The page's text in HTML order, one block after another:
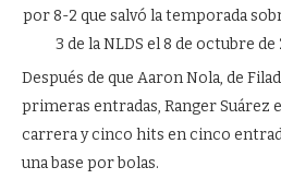
por 8-2 que salvó la temporada
3 de la NLDS el 8 de octubre de
Después de que Aaron Nola, de
primeras entradas, Ranger
carrera y cinco hits en cinco
una base por bolas.